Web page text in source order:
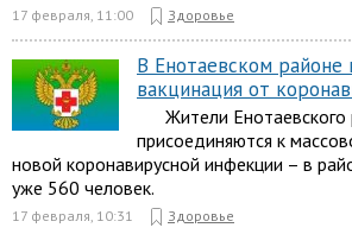
17 февраля, 11:00 Здоровье
В Енотаевском
вакцинация от
Жители Енотаевского
присоединяются к
новой коронавирусной инфекции – в
уже 560 человек.
17 февраля, 10:31 Здоровье